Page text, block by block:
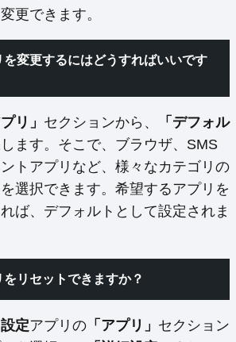
更できます。
を変更するにはどうすればいいです
リ」 セクションから、
「デフォル
ます。そこで、ブラウザ、SMS
トアプリなど、様々なカテゴリの
選択できます。希望するアプリを
ば、デフォルトとして設定されま
リセットできますか？
設定アプリの 「アプリ」 セクション